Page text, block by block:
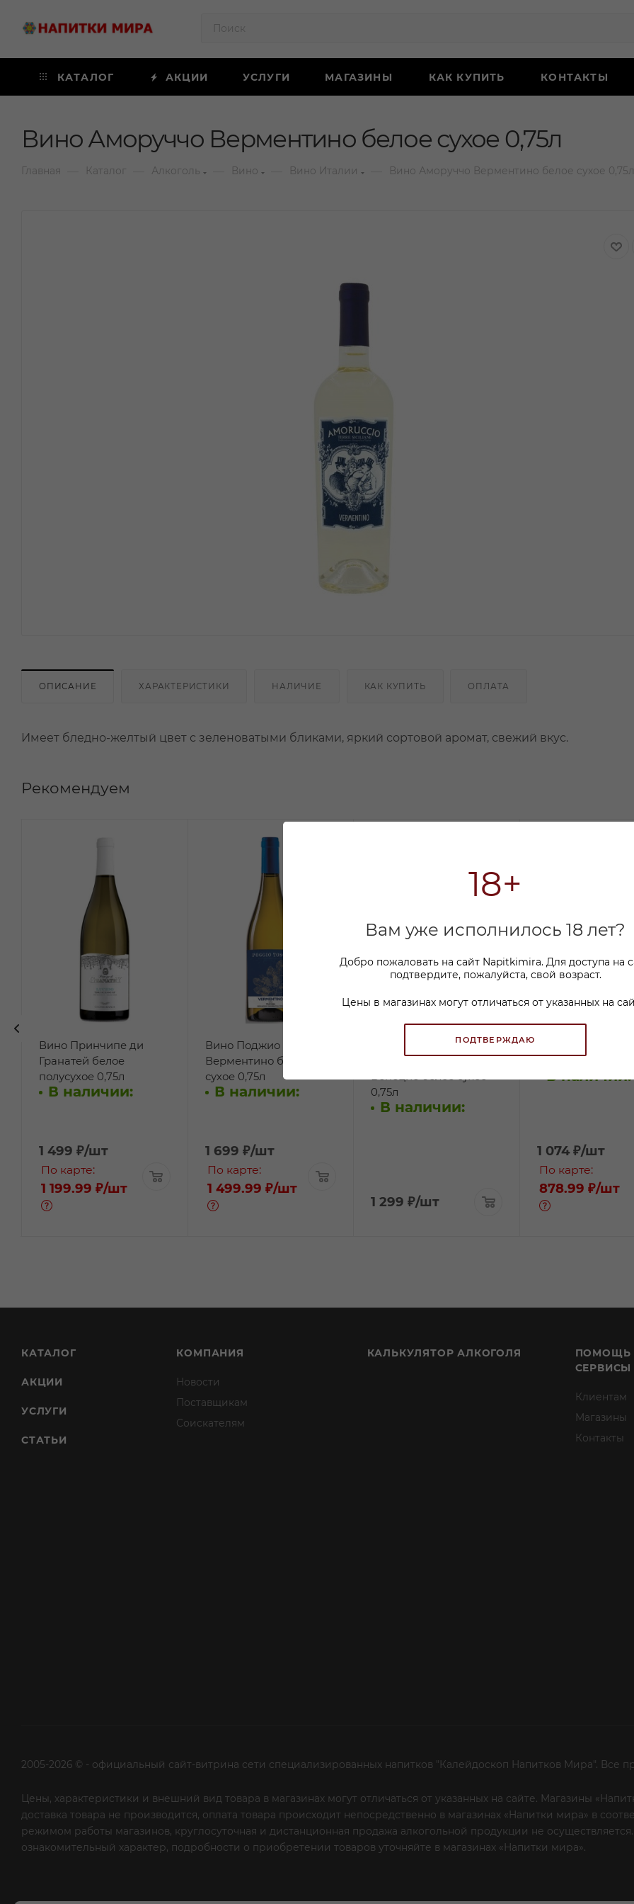
18+
Вам уже исполнилось 18 лет?
Добро пожаловать на сайт Napitkimira. Для доступа на
подтвердите, пожалуйста, свой возраст.
Цены в магазинах могут отличаться от указанных на
ПОДТВЕРЖДАЮ
КАТАЛОГ АКЦИИ УСЛУГИ МАГАЗИНЫ КАК КУПИТЬ КОНТАКТЫ
Вино Аморуччо Верментино белое сухое 0,75л
Главная Каталог Алкоголь Вино Вино Италии Вино Аморуччо Верментино белое сухое 0,75л
ОПИСАНИЕ ХАРАКТЕРИСТИКИ НАЛИЧИЕ КАК КУПИТЬ ОПЛАТА
Имеет бледно-желтый цвет с зеленоватыми бликами, яркий сортовой аромат, свежий вкус.
Рекомендуем
Вино Принчипе ди
Гранатей белое
полусухое 0,75л
В наличии:
1 499 ₽/шт
По карте:
1 199.99 ₽/шт
Вино Поджио Тоско
Верментино белое
сухое 0,75л
В наличии:
1 699 ₽/шт
По карте:
1 499.99 ₽/шт
Вино Корте Веккья
Венецие белое сухое
0,75л
В наличии:
1 299 ₽/шт
В наличии:
1 074 ₽/шт
По карте:
878.99 ₽/шт
КАТАЛОГ
АКЦИИ
УСЛУГИ
СТАТЬИ
КОМПАНИЯ
Новости
Поставщикам
Соискателям
КАЛЬКУЛЯТОР АЛКОГОЛЯ
ПОМОЩЬ
СЕРВИСЫ
Клиентам
Магазины
Контакты
2005-2026 © - официальный сайт-витрина сети специализированных напитков "Калейдоскоп Напитков Мира". Все
Цены, характеристики и внешний вид товара в магазинах могут отличаться от указанных на сайте. Магазины
доставка товара не производится, оплата товара происходит непосредственно в магазинах «Напитки мира» в
режимом работы магазинов, круглосуточная и дистанционная продажа алкогольной продукции не
ознакомительный характер, подробности о приобретении товаров уточняйте в магазинах «Напитки мира».